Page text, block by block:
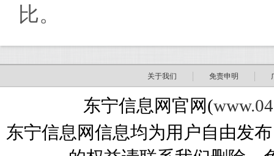
比。
关于我们 免责申明
东宁信息网官网(
东宁信息网信息均为用户自由发